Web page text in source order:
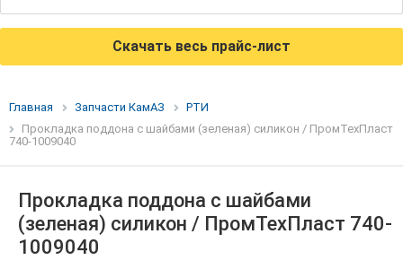
Скачать весь прайс-лист
Главная Запчасти КамАЗ
РТИ
Прокладка поддона с шайбами (зеленая) силикон / ПромТехПласт
740-1009040
Прокладка поддона с шайбами
(зеленая) силикон / ПромТехПласт 740-
1009040